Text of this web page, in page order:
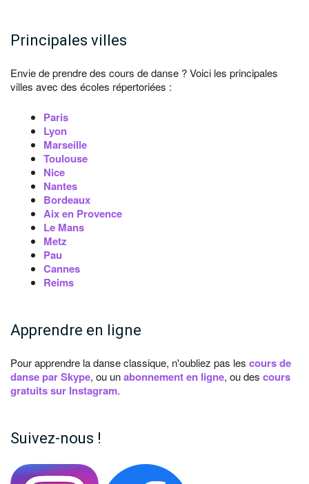
Principales villes
Envie de prendre des cours de danse ? Voici les principales
villes avec des écoles répertoriées :
Paris
Lyon
Marseille
Toulouse
Nice
Nantes
Bordeaux
Aix en Provence
Le Mans
Metz
Pau
Cannes
Reims
Apprendre en ligne
Pour apprendre la danse classique, n'oubliez pas les cours de
danse par Skype, ou unabonnement en ligne, ou des cours
gratuits sur Instagram.
Suivez-nous !